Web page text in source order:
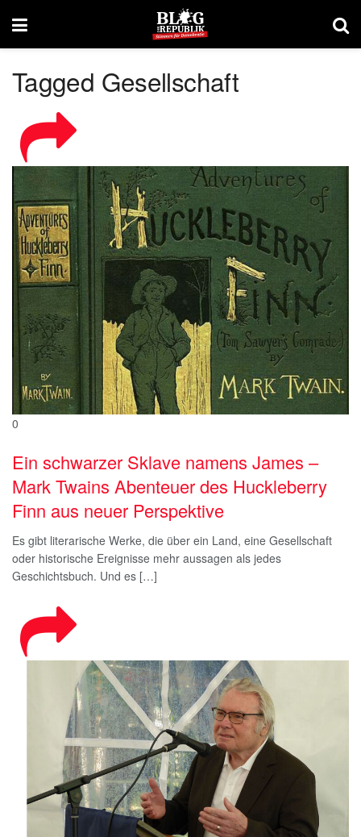
Tagged Gesellschaft
0
Ein schwarzer Sklave namens James –
Mark Twains Abenteuer des Huckleberry
Finn aus neuer Perspektive
Es gibt literarische Werke, die über ein Land, eine Gesellschaft
oder historische Ereignisse mehr aussagen als jedes
Geschichtsbuch. Und es […]